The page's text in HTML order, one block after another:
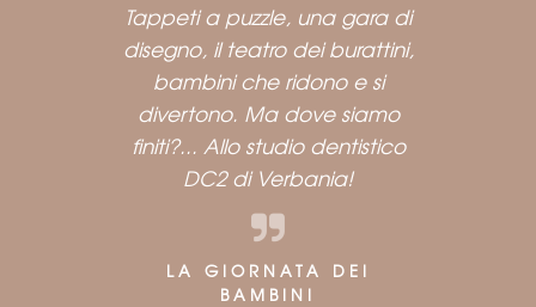
Tappeti a puzzle, una gara di
disegno, il teatro dei burattini,
bambini che ridono e si
divertono. Ma dove siamo
finiti?... Allo studio dentistico
DC2 di Verbania!
LA GIORNATA DEI
BAMBINI